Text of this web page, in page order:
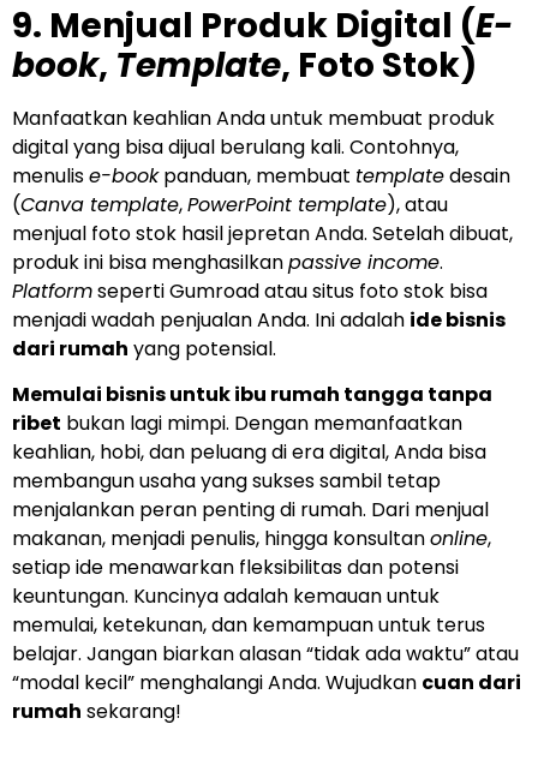
9. Menjual Produk Digital (E-
book, Template, Foto Stok)
Manfaatkan keahlian Anda untuk membuat produk
digital yang bisa dijual berulang kali. Contohnya,
menulise-bookpanduan, membuat templatedesain
(Canva template,PowerPoint template), atau
menjual foto stok hasil jepretan Anda. Setelah dibuat,
produk ini bisa menghasilkanpassive income.
Platformseperti Gumroad atau situs foto stok bisa
menjadi wadah penjualan Anda. Ini adalah ide bisnis
dari rumah yang potensial.
Memulai bisnis untuk ibu rumah tangga tanpa
ribet bukan lagi mimpi. Dengan memanfaatkan
keahlian, hobi, dan peluang di era digital, Anda bisa
membangun usaha yang sukses sambil tetap
menjalankan peran penting di rumah. Dari menjual
makanan, menjadi penulis, hingga konsultanonline,
setiap ide menawarkan fleksibilitas dan potensi
keuntungan. Kuncinya adalah kemauan untuk
memulai, ketekunan, dan kemampuan untuk terus
belajar. Jangan biarkan alasan “tidak ada waktu” atau
“modal kecil” menghalangi Anda. Wujudkan cuan dari
rumah sekarang!